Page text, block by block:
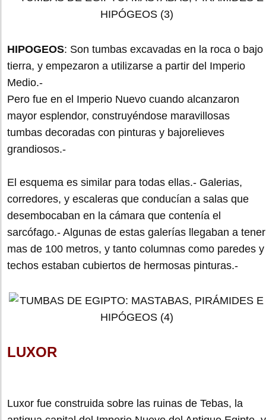
HIPOGEOS: Son tumbas excavadas en la roca o bajo
tierra, y empezaron a utilizarse a partir del Imperio
Medio.-
Pero fue en el Imperio Nuevo cuando alcanzaron
mayor esplendor, construyéndose maravillosas
tumbas decoradas con pinturas y bajorelieves
grandiosos.-
El esquema es similar para todas ellas.- Galerias,
corredores, y escaleras que conducían a salas que
desembocaban en la cámara que contenía el
sarcófago.- Algunas de estas galerías llegaban a tener
mas de 100 metros, y tanto columnas como paredes y
techos estaban cubiertos de hermosas pinturas.-
LUXOR
Luxor fue construida sobre las ruinas de Tebas, la